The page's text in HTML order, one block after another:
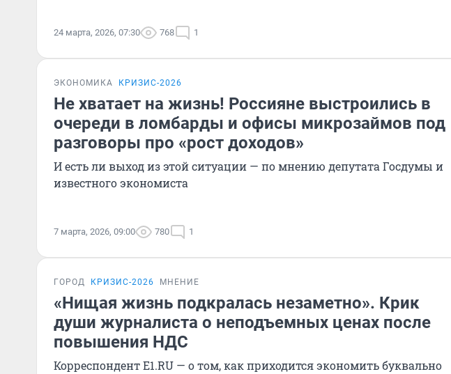
24 марта, 2026, 07:30 768 1
ЭКОНОМИКА КРИЗИС-2026
Не хватает на жизнь! Россияне выстроились в
очереди в ломбарды и офисы микрозаймов под
разговоры про «рост доходов»
И есть ли выход из этой ситуации — по мнению депутата Госдумы и
известного экономиста
7 марта, 2026, 09:00 780 1
ГОРОД КРИЗИС-2026 МНЕНИЕ
«Нищая жизнь подкралась незаметно». Крик
души журналиста о неподъемных ценах после
повышения НДС
Корреспондент E1.RU — о том, как приходится экономить буквально